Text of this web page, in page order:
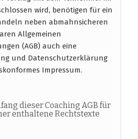
wird, benötigen für ein
neben abmahnsicheren
Allgemeinen
(AGB) auch eine
und Datenschutzerklärung
Impressum.
dieser Coaching AGB für
enthaltene Rechtstexte